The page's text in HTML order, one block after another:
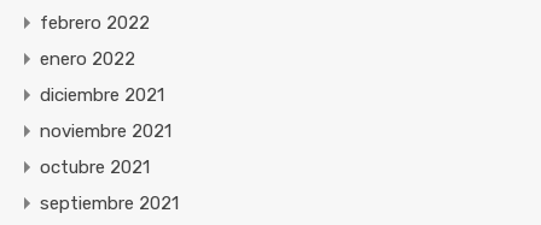
febrero 2022
enero 2022
diciembre 2021
noviembre 2021
octubre 2021
septiembre 2021